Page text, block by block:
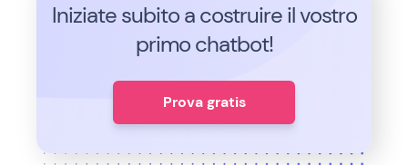
Iniziate subito a costruire il vostro
primo chatbot!
Prova gratis